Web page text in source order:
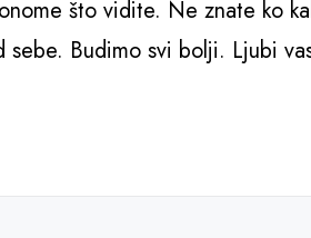
što vidite. Ne znate ko
sebe. Budimo svi bolji. Ljubi